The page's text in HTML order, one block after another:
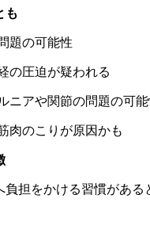
も
題の可能性
の圧迫が疑われる
ニアや関節の問題の可能
肉のこりが原因かも
担をかける習慣がある